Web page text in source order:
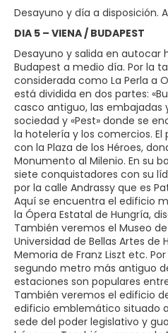
Desayuno y día a disposición.
DIA 5 – VIENA / BUDAPEST
Desayuno y salida en autocar
Budapest a medio día. Por la
considerada como La Perla a
está dividida en dos partes:
casco antiguo, las embajadas
sociedad y «Pest» donde se
la hotelería y los comercios.
con la Plaza de los Héroes,
Monumento al Milenio. En su
siete conquistadores con su
por la calle Andrassy que es
Aquí se encuentra el edificio
la Ópera Estatal de Hungría,
También veremos el Museo
Universidad de Bellas Artes de
Memoria de Franz Liszt etc.
segundo metro más antiguo
estaciones son populares
También veremos el edificio
edificio emblemático situado
sede del poder legislativo y